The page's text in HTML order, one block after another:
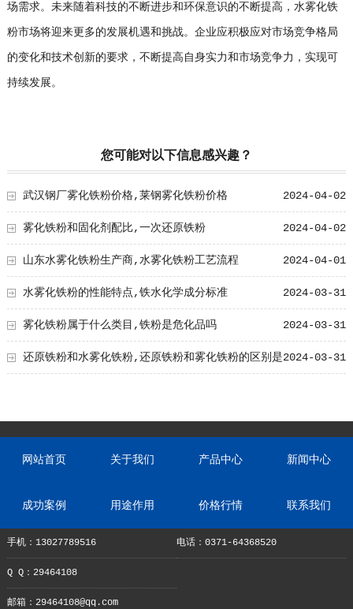
场需求。未来随着科技的不断进步和环保意识的不断提高，水雾化铁
粉市场将迎来更多的发展机遇和挑战。企业应积极应对市场竞争格局
的变化和技术创新的要求，不断提高自身实力和市场竞争力，实现可
持续发展。
您可能对以下信息感兴趣？
2024-04-02
武汉钢厂雾化铁粉价格,莱钢雾化铁粉价格
2024-04-02
雾化铁粉和固化剂配比,一次还原铁粉
2024-04-01
山东水雾化铁粉生产商,水雾化铁粉工艺流程
2024-03-31
水雾化铁粉的性能特点,铁水化学成分标准
2024-03-31
雾化铁粉属于什么类目,铁粉是危化品吗
2024-03-31
还原铁粉和水雾化铁粉,还原铁粉和雾化铁粉的区别是
网站首页 关于我们 产品中心 新闻中心
成功案例 用途作用 价格行情 联系我们
手机：13027789516 电话：0371-64368520
Q Q：29464108
邮箱：29464108@qq.com